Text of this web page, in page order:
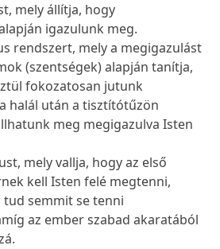
mely állítja, hogy
igazulunk meg.
rendszert, mely a megigazulást
(szentségek) alapján tanítja,
fokozatosan jutunk
halál után a tisztítótűzön
meg megigazulva Isten
mely vallja, hogy az első
kell Isten felé megtenni,
tud semmit se tenni
az ember szabad akaratából